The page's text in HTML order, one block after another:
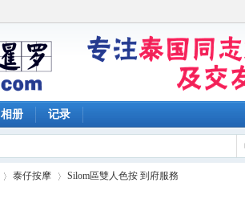
相册 记录
泰仔按摩 Silom區雙人色按 到府服務